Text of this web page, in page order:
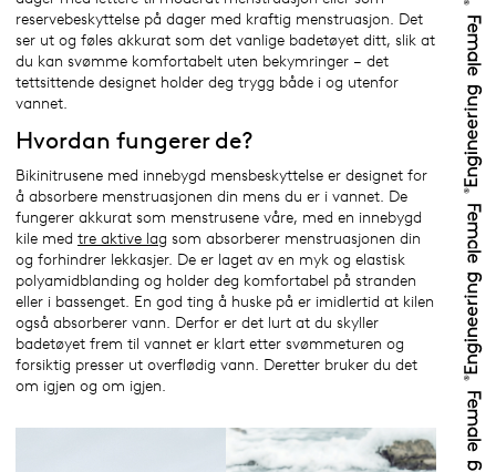
reservebeskyttelse på dager med kraftig menstruasjon. Det
ser ut og føles akkurat som det vanlige badetøyet ditt, slik at
du kan svømme komfortabelt uten bekymringer – det
tettsittende designet holder deg trygg både i og utenfor
vannet.
Hvordan fungerer de?
Bikinitrusene med innebygd mensbeskyttelse er designet for
å absorbere menstruasjonen din mens du er i vannet. De
fungerer akkurat som menstrusene våre, med en innebygd
kile med tre aktive lag som absorberer menstruasjonen din
og forhindrer lekkasjer. De er laget av en myk og elastisk
polyamidblanding og holder deg komfortabel på stranden
eller i bassenget. En god ting å huske på er imidlertid at kilen
også absorberer vann. Derfor er det lurt at du skyller
badetøyet frem til vannet er klart etter svømmeturen og
forsiktig presser ut overflødig vann. Deretter bruker du det
om igjen og om igjen.